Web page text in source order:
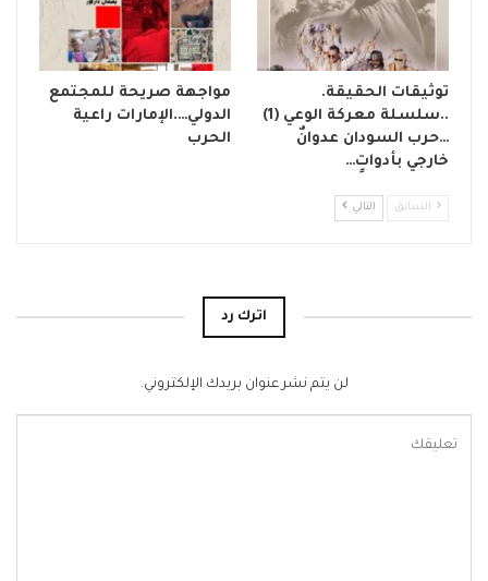
توثيقات الحقيقة.
..سلسلة معركة الوعي (1)
…حرب السودان عدوانٌ
خارجي بأدواتٍ…
مواجهة صريحة للمجتمع
الدولي….الإمارات راعية
الحرب
السابق التالي
اترك رد
لن يتم نشر عنوان بريدك الإلكتروني.